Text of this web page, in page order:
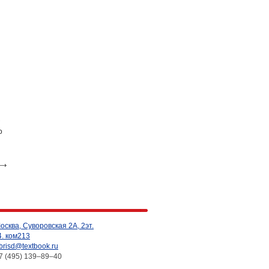
Суворовская 2А, 2эт.
ком213
(495) 139–89–40